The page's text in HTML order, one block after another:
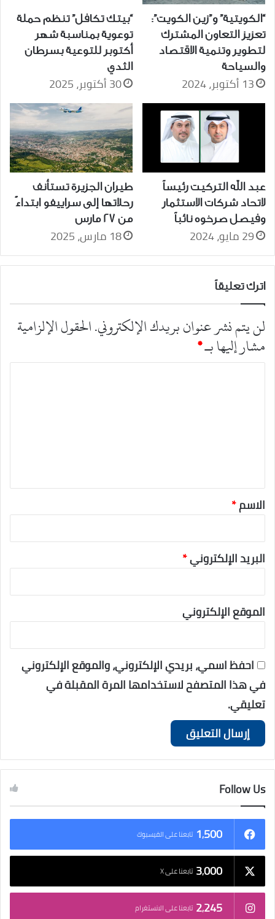
“الكويتية” و”زين الكويت”:
تعزيز التعاون المشترك
لتطوير وتنمية الاقتصاد
والسياحة
13 أكتوبر، 2024
“بيتك تكافل” تنظم حملة
توعوية بمناسبة شهر
أكتوبر للتوعية بسرطان
الثدي
30 أكتوبر، 2025
عبد الله التركيت رئيساً
لاتحاد شركات الاستثمار
وفيصل صرخوه نائباً
29 مايو، 2024
طيران الجزيرة تستأنف
رحلاتها إلى سراييفو ابتداءً
من 27 مارس
18 مارس، 2025
اترك تعليقاً
لن يتم نشر عنوان بريدك الإلكتروني.الحقول الإلزامية
مشار إليها بـ*
ا
الاسم*
البريد الإلكتروني*
الموقع الإلكتروني
احفظ اسمي، بريدي الإلكتروني، والموقع الإلكتروني
في هذا المتصفح لاستخدامها المرة المقبلة في
تعليقي.
Follow Us
1٬500 تابعنا على الفيسبوك
3٬000 تابعنا على X
2٬245 تابعنا على الانستغرام